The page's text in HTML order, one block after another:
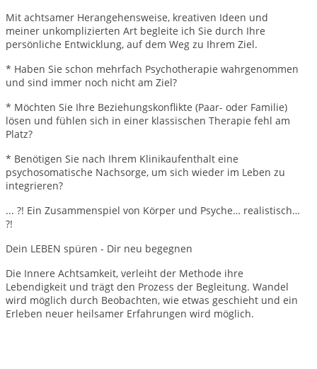
Mit achtsamer Herangehensweise, kreativen Ideen und
meiner unkomplizierten Art begleite ich Sie durch Ihre
persönliche Entwicklung, auf dem Weg zu Ihrem Ziel.
* Haben Sie schon mehrfach Psychotherapie wahrgenommen
und sind immer noch nicht am Ziel?
* Möchten Sie Ihre Beziehungskonflikte (Paar- oder Familie)
lösen und fühlen sich in einer klassischen Therapie fehl am
Platz?
* Benötigen Sie nach Ihrem Klinikaufenthalt eine
psychosomatische Nachsorge, um sich wieder im Leben zu
integrieren?
... ?! Ein Zusammenspiel von Körper und Psyche… realistisch…
?!
Dein LEBEN spüren - Dir neu begegnen
Die Innere Achtsamkeit, verleiht der Methode ihre
Lebendigkeit und trägt den Prozess der Begleitung. Wandel
wird möglich durch Beobachten, wie etwas geschieht und ein
Erleben neuer heilsamer Erfahrungen wird möglich.